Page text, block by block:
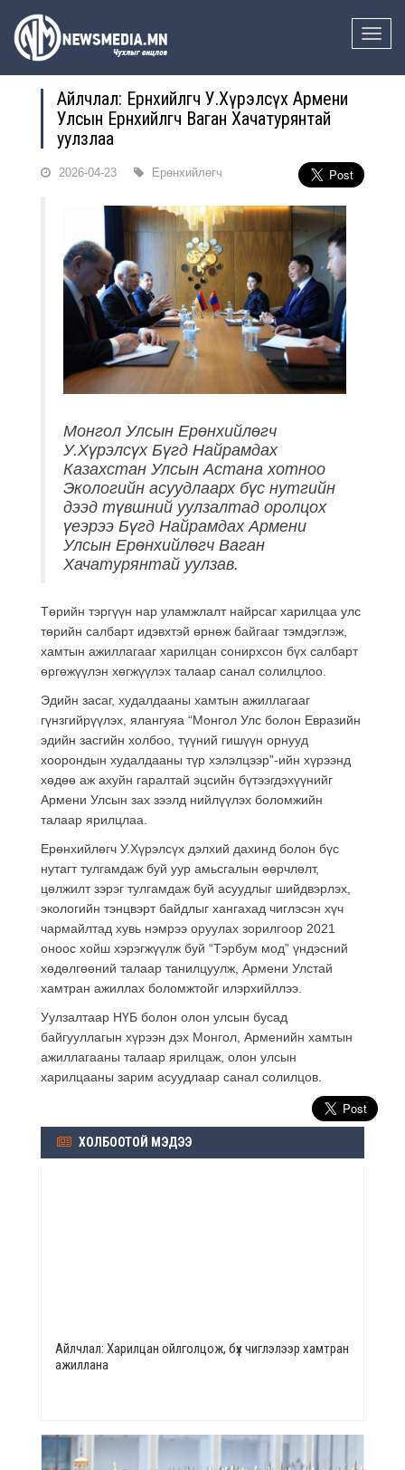
Toggle
Айлчлал: Ерөнхийлөгч У.Хүрэлсүх Армени
Улсын Ерөнхийлөгч Ваган Хачатурянтай
уулзлаа
2026-04-23 Ерөнхийлөгч
Монгол Улсын Ерөнхийлөгч
У.Хүрэлсүх Бүгд Найрамдах
Казахстан Улсын Астана хотноо
Экологийн асуудлаарх бүс нутгийн
дээд түвшний уулзалтад оролцох
үеэрээ Бүгд Найрамдах Армени
Улсын Ерөнхийлөгч Ваган
Хачатурянтай уулзав.
Төрийн тэргүүн нар уламжлалт найрсаг харилцаа улс
төрийн салбарт идэвхтэй өрнөж байгааг тэмдэглэж,
хамтын ажиллагааг харилцан сонирхсон бүх салбарт
өргөжүүлэн хөгжүүлэх талаар санал солилцлоо.
Эдийн засаг, худалдааны хамтын ажиллагааг
гүнзгийрүүлэх, ялангуяа “Монгол Улс болон Евразийн
эдийн засгийн холбоо, түүний гишүүн орнууд
хоорондын худалдааны түр хэлэлцээр”-ийн хүрээнд
хөдөө аж ахуйн гаралтай эцсийн бүтээгдэхүүнийг
Армени Улсын зах зээлд нийлүүлэх боломжийн
талаар ярилцлаа.
Ерөнхийлөгч У.Хүрэлсүх дэлхий дахинд болон бүс
нутагт тулгамдаж буй уур амьсгалын өөрчлөлт,
цөлжилт зэрэг тулгамдаж буй асуудлыг шийдвэрлэх,
экологийн тэнцвэрт байдлыг хангахад чиглэсэн хүч
чармайлтад хувь нэмрээ оруулах зорилгоор 2021
оноос хойш хэрэгжүүлж буй “Тэрбум мод” үндэсний
хөдөлгөөний талаар танилцуулж, Армени Улстай
хамтран ажиллах боломжтойг илэрхийллээ.
Уулзалтаар НҮБ болон олон улсын бусад
байгууллагын хүрээн дэх Монгол, Арменийн хамтын
ажиллагааны талаар ярилцаж, олон улсын
харилцааны зарим асуудлаар санал солилцов.
ХОЛБООТОЙ МЭДЭЭ
Айлчлал: Харилцан ойлголцож, бүх чиглэлээр хамтран
ажиллана